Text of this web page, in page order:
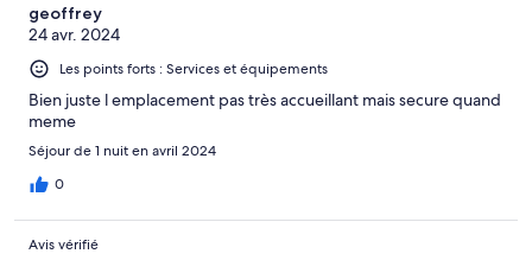
geoffrey
24 avr. 2024
Les points forts : Services et équipements
Bien juste l emplacement pas très accueillant mais secure quand
meme
Séjour de 1 nuit en avril 2024
0
Avis vérifié